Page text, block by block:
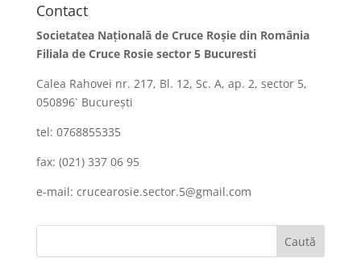
Contact
Societatea Naţională de Cruce Roşie din România
Filiala de Cruce Rosie sector 5 Bucuresti
Calea Rahovei nr. 217, Bl. 12, Sc. A, ap. 2, sector 5,
050896` Bucureşti
tel: 0768855335
fax: (021) 337 06 95
e-mail: crucearosie.sector.5@gmail.com